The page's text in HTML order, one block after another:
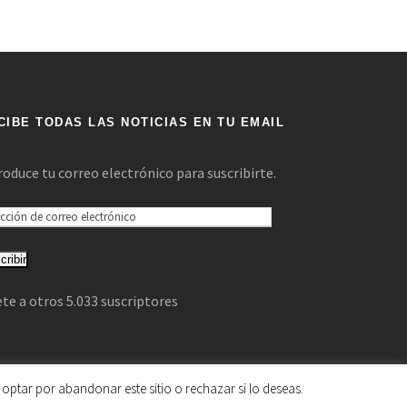
TODAS LAS NOTICIAS EN TU EMAIL
tu correo electrónico para suscribirte.
a otros 5.033 suscriptores
por abandonar este sitio o rechazar si lo deseas.